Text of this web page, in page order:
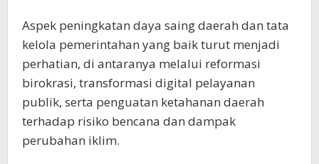
Aspek peningkatan daya saing daerah dan tata
kelola pemerintahan yang baik turut menjadi
perhatian, di antaranya melalui reformasi
birokrasi, transformasi digital pelayanan
publik, serta penguatan ketahanan daerah
terhadap risiko bencana dan dampak
perubahan iklim.